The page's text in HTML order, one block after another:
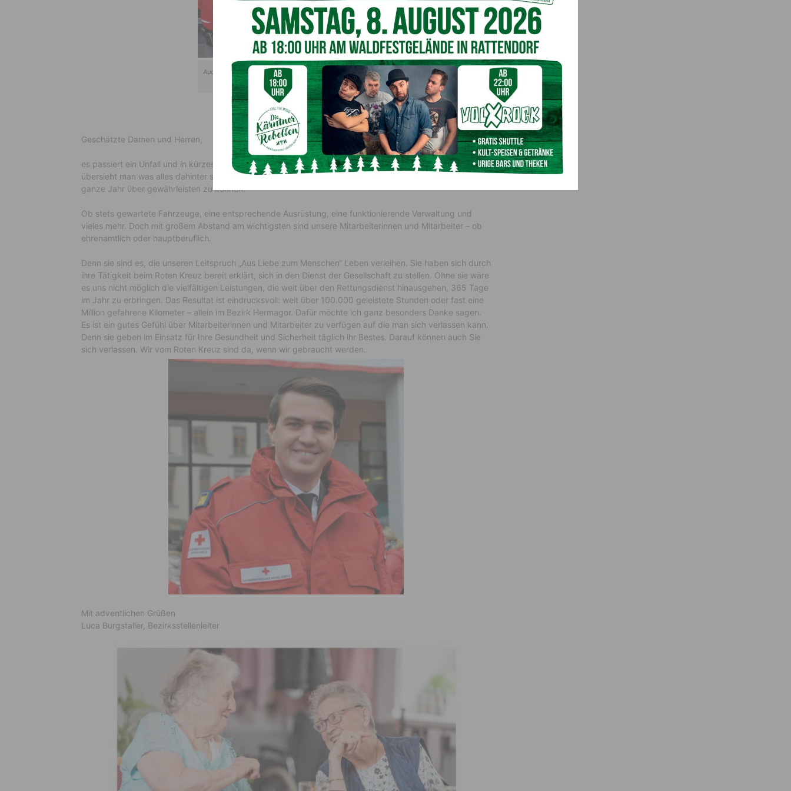
Auch zwischen den Einsatzfahrten sind Zusammenhalt
und Humor offensichtlich
Geschätzte Damen und Herren,
es passiert ein Unfall und in kürzester Zeit ist Hilfe vor Ort – für uns heute selbstverständlich. Doch oft
übersieht man was alles dahinter steckt, um das reibungslose Funktionieren des Rettungswesens das
ganze Jahr über gewährleisten zu können.
Ob stets gewartete Fahrzeuge, eine entsprechende Ausrüstung, eine funktionierende Verwaltung und
vieles mehr. Doch mit großem Abstand am wichtigsten sind unsere Mitarbeiterinnen und Mitarbeiter – ob
ehrenamtlich oder hauptberuflich.
Denn sie sind es, die unseren Leitspruch „Aus Liebe zum Menschen“ Leben verleihen. Sie haben sich durch
ihre Tätigkeit beim Roten Kreuz bereit erklärt, sich in den Dienst der Gesellschaft zu stellen. Ohne sie wäre
es uns nicht möglich die vielfältigen Leistungen, die weit über den Rettungsdienst hinausgehen, 365 Tage
im Jahr zu erbringen. Das Resultat ist eindrucksvoll: weit über 100.000 geleistete Stunden oder fast eine
Million gefahrene Kilometer – allein im Bezirk Hermagor. Dafür möchte ich ganz besonders Danke sagen.
Es ist ein gutes Gefühl über Mitarbeiterinnen und Mitarbeiter zu verfügen auf die man sich verlassen kann.
Denn sie geben im Einsatz für Ihre Gesundheit und Sicherheit täglich ihr Bestes. Darauf können auch Sie
sich verlassen. Wir vom Roten Kreuz sind da, wenn wir gebraucht werden.
Mit adventlichen Grüßen
Luca Burgstaller, Bezirksstellenleiter